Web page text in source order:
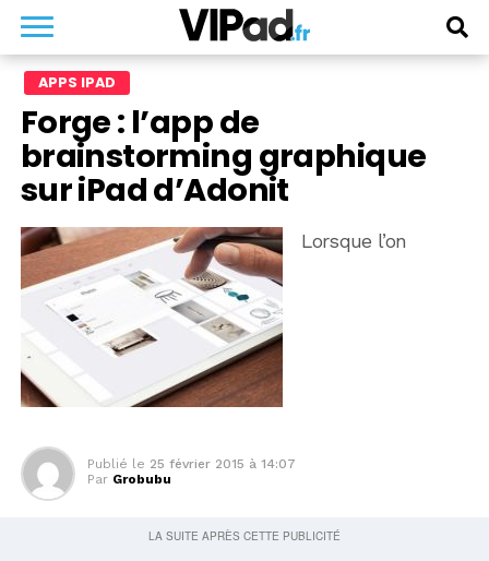
APPS IPAD
Forge : l’app de
brainstorming graphique
sur iPad d’Adonit
Lorsque l’on
Publié le 25 février 2015 à 14:07
Par Grobubu